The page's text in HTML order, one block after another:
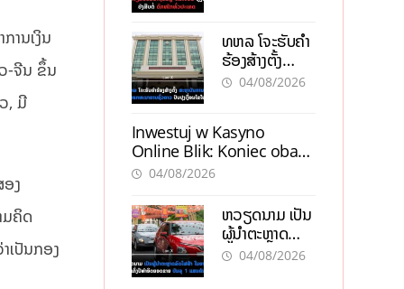
ານເງິນ
-ຈີນ ຂຶ້ນ
, ມີ
ງ
ມຄິດ
ເປັນກອງ
ໜັກທົ່ວປະເທດ
ທຫລ ໂຈະຮັບຄຳ
ຮ້ອງສ້າງຕັ້ງ
ສະຖາບັນການເງິນ
ເງື່ອນໄຂໃໝ່
04/08/2026
Inwestuj w Kasyno
Online Blik: Koniec obaw,
kropka i Blik dla
04/08/2026
ຫວຽດນາມ ເປັນ
ຜູ້ນຳຕະຫຼາດ
ລົດໄຟຟ້າ ໃນອາ
04/08/2026